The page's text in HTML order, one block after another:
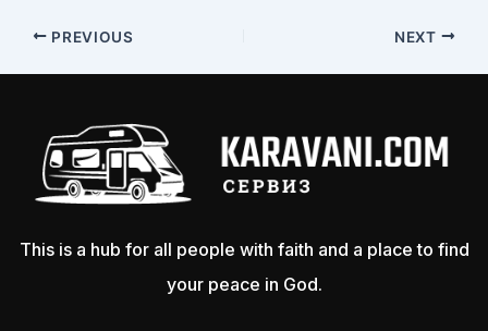
PREVIOUS NEXT
This is a hub for all people with faith and a place to find
your peace in God.